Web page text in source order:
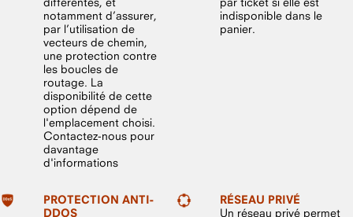
notamment d’assurer,
par l’utilisation de
vecteurs de chemin,
une protection contre
les boucles de
routage. La
disponibilité de cette
option dépend de
l'emplacement choisi.
Contactez-nous pour
davantage
d'informations
indisponible dans le
panier.
PROTECTION ANTI-
DDOS
RÉSEAU PRIVÉ
Un réseau privé permet